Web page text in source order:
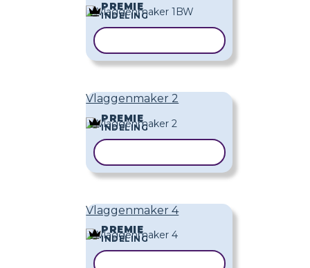
PREMIE
INDELING
Vlaggenmaker 2
PREMIE
INDELING
Vlaggenmaker 4
PREMIE
INDELING